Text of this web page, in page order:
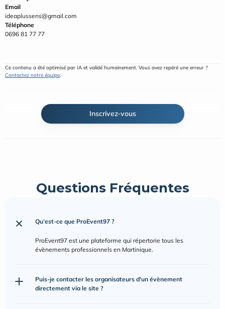
Inscrivez-vous
Email
ideaplussens@gmail.com
Téléphone
0696 81 77 77
Contactez notre équipe.
Questions Fréquentes
Qu’est-ce que ProEvent97 ?
ProEvent97 est une plateforme qui répertorie tous les
évènements professionnels en Martinique.
Puis-je contacter les organisateurs d'un évènement
directement via le site ?